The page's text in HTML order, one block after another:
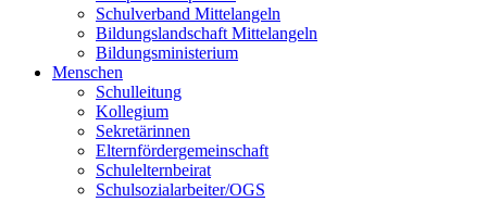
Schulverband Mittelangeln
Bildungslandschaft Mittelangeln
Bildungsministerium
Menschen
Schulleitung
Kollegium
Sekretärinnen
Elternfördergemeinschaft
Schulelternbeirat
Schulsozialarbeiter/OGS